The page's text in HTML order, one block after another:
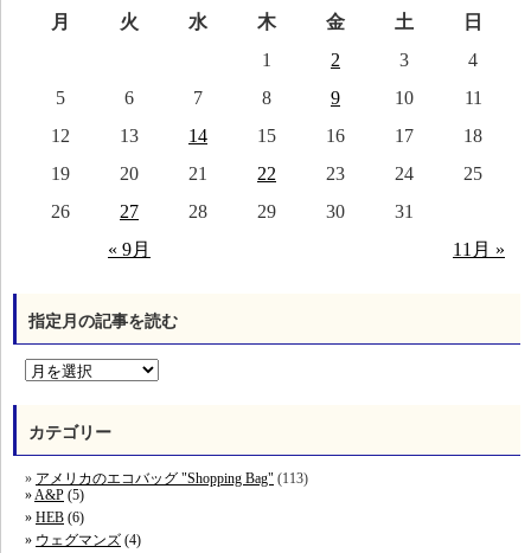
月 火 水 木 金 土 日
« 9月 11月 »
1 2 3
4
5
6 7 8 9 10
11
12
13 14 15 16 17
18
19
20 21 22 23 24
25
26
27 28 29 30 31
指定月の記事を読む
カテゴリー
アメリカのエコバッグ "Shopping Bag" (113)
A&P (5)
HEB (6)
ウェグマンズ (4)